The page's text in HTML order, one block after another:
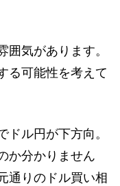
囲気があります。
る可能性を考えて
ル円が下方向。
か分かりません
通りのドル買い相